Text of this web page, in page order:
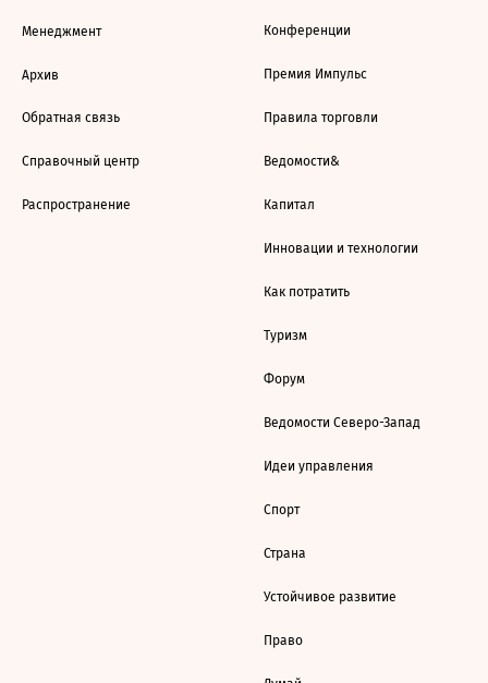
Менеджмент
Архив
Обратная связь
Справочный центр
Распространение
Конференции
Премия Импульс
Правила торговли
Ведомости&
Капитал
Инновации и технологии
Как потратить
Туризм
Форум
Ведомости Северо-Запад
Идеи управления
Спорт
Страна
Устойчивое развитие
Право